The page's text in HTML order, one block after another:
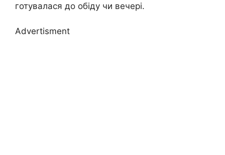
готувалася до обіду чи вечері.
Advertisment